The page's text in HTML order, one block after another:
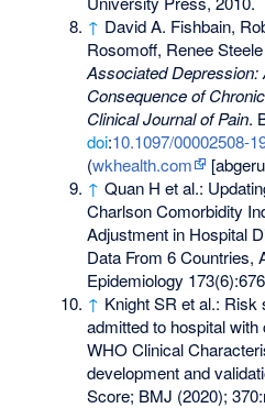
↑ David A. Fishbain,
Rosomoff, Renee
Associated Depression:
Consequence of
Clinical Journal of Pain.
doi:10.1097/00002508-
(wkhealth.com
↑ Quan H et al.:
Charlson Comorbidity
Adjustment in Hospital
Data From 6 Countries,
Epidemiology
↑ Knight SR et al.: Risk
admitted to hospital
WHO Clinical
development and
Score; BMJ (2020);